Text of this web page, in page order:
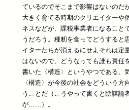
ているのでそこまで影響はないのだ
大きく育てる時期のクリエイターや
ネスなどが、課税事業者になること
うだろう。種籾を食ってどうすると
イターたちが消えるにせよそれは定
はないので、どうなっても誰も責任
書いた〈構造〉というやつである。
〈構造〉が今後の社会をどういう方
うことだ（こうやって書くと陰謀論
が……）。